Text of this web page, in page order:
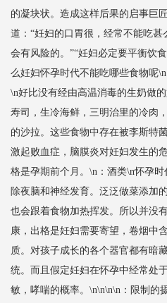
的凝块状。造成这样后果的启事巨
道：“妊妇的口胃很，经常不能吃甚
会有风险的。”“妊妇必定要平衡饮
么妊妇怀孕时代不能吃哪些食物呢
\n好比没有经由高温消毒的生奶做
寿司，生冷海鲜，三明治里的冷肉
的沙拉。这些食物中存在被李斯特
激起败血症，脑膜炎对妊妇发生的
格是孕期前个月。\n：酒类\n怀孕
除夜脑和神经发育。泛泛做菜添加
也会跟着食物加热挥发。所以并没
康，出格是妊妇需要寄望，卷烟中
质。对孩子成长的各个器官都有暗
统。而且假定妊妇在怀孕中经常处
敏，哮喘的概率。\n\n\n\n：限制的